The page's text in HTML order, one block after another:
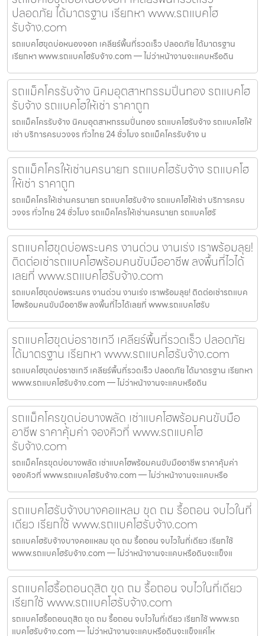
ปลอดภัย ได้มาตรฐาน เรียกหา www.รถแบคโฮ
รับจ้าง.com
รถแบคโฮขุดบ่อหนองจอก เคลียร์พื้นที่รวดเร็ว ปลอดภัย ได้มาตรฐาน
เรียกหา www.รถแบคโฮรับจ้าง.com — ไม่ว่าหน้างานจะแคบหรือดิน
รถแม็คโครรับจ้าง นิคมอุตสาหกรรมปิ่นทอง รถแบคโฮ
รับจ้าง รถแบคโฮให้เช่า ราคาถูก
รถแม็คโครรับจ้าง นิคมอุตสาหกรรมปิ่นทอง รถแบคโฮรับจ้าง รถแบคโฮให้
เช่า บริการครบวงจร ทั่วไทย 24 ชั่วโมง รถแม็คโครรับจ้าง น
รถแม็คโครให้เช่านครนายก รถแบคโฮรับจ้าง รถแบคโฮ
ให้เช่า ราคาถูก
รถแม็คโครให้เช่านครนายก รถแบคโฮรับจ้าง รถแบคโฮให้เช่า บริการครบ
วงจร ทั่วไทย 24 ชั่วโมง รถแม็คโครให้เช่านครนายก รถแบคโฮรั
รถแบคโฮขุดบ่อพระนคร งานด่วน งานเร่ง เราพร้อมลุย!
ติดต่อเช่ารถแบคโฮพร้อมคนขับมืออาชีพ ลงพื้นที่ไวได้
เลยที่ www.รถแบคโฮรับจ้าง.com
รถแบคโฮขุดบ่อพระนคร งานด่วน งานเร่ง เราพร้อมลุย! ติดต่อเช่ารถแบค
โฮพร้อมคนขับมืออาชีพ ลงพื้นที่ไวได้เลยที่ www.รถแบคโฮรับ
รถแบคโฮขุดบ่อราชเทวี เคลียร์พื้นที่รวดเร็ว ปลอดภัย
ได้มาตรฐาน เรียกหา www.รถแบคโฮรับจ้าง.com
รถแบคโฮขุดบ่อราชเทวี เคลียร์พื้นที่รวดเร็ว ปลอดภัย ได้มาตรฐาน เรียกหา
www.รถแบคโฮรับจ้าง.com — ไม่ว่าหน้างานจะแคบหรือดิน
รถแม็คโครขุดบ่อบางพลัด เช่าแบคโฮพร้อมคนขับมือ
อาชีพ ราคาคุ้มค่า จองคิวที่ www.รถแบคโฮ
รับจ้าง.com
รถแม็คโครขุดบ่อบางพลัด เช่าแบคโฮพร้อมคนขับมืออาชีพ ราคาคุ้มค่า
จองคิวที่ www.รถแบคโฮรับจ้าง.com — ไม่ว่าหน้างานจะแคบหรือ
รถแบคโฮรับจ้างบางคอแหลม ขุด ถม รื้อถอน จบไวในที่
เดียว เรียกใช้ www.รถแบคโฮรับจ้าง.com
รถแบคโฮรับจ้างบางคอแหลม ขุด ถม รื้อถอน จบไวในที่เดียว เรียกใช้
www.รถแบคโฮรับจ้าง.com — ไม่ว่าหน้างานจะแคบหรือดินจะแข็งแ
รถแบคโฮรื้อถอนดุสิต ขุด ถม รื้อถอน จบไวในที่เดียว
เรียกใช้ www.รถแบคโฮรับจ้าง.com
รถแบคโฮรื้อถอนดุสิต ขุด ถม รื้อถอน จบไวในที่เดียว เรียกใช้ www.รถ
แบคโฮรับจ้าง.com — ไม่ว่าหน้างานจะแคบหรือดินจะแข็งแค่ไห